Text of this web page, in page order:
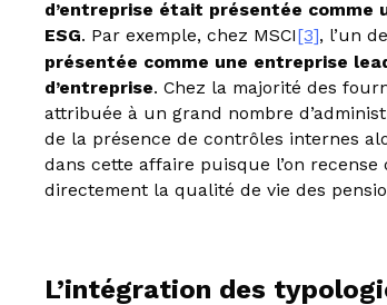
d’entreprise était présentée
ESG. Par exemple, chez MSCI[3], l’un
présentée comme une entreprise
d’entreprise. Chez la majorité des
attribuée à un grand nombre
de la présence de contrôles internes
dans cette affaire puisque l’on
directement la qualité de vie des
L’intégration des